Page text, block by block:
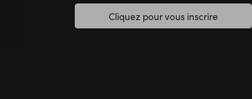
Cliquez pour vous inscrire